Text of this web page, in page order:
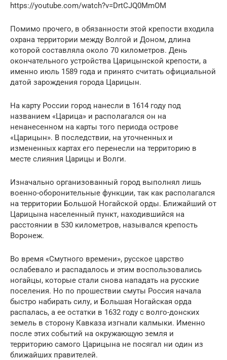
https://youtube.com/watch?v=DrtCJQ0MmOM
Помимо прочего, в обязанности этой крепости входила
охрана территории между Волгой и Доном, длина
которой составляла около 70 километров. День
окончательного устройства Царицынской крепости, а
именно июль 1589 года и принято считать официальной
датой зарождения города Царицын.
На карту России город нанесли в 1614 году под
названием «Царица» и располагался он на
ненанесенном на карты того периода острове
«Царицын». В последствии, на уточненных и
измененных картах его перенесли на территорию в
месте слияния Царицы и Волги.
Изначально организованный город выполнял лишь
военно-оборонительные функции, так как располагался
на территории Большой Ногайской орды. Ближайший от
Царицына населенный пункт, находившийся на
расстоянии в 530 километров, назывался крепость
Воронеж.
Во время «Смутного времени», русское царство
ослабевало и распадалось и этим воспользовались
ногайцы, которые стали снова нападать на русские
поселения. Но по прошествии смуты Россия начала
быстро набирать силу, и Большая Ногайская орда
распалась, а ее остатки в 1632 году с волго-донских
земель в сторону Кавказа изгнали калмыки. Именно
после этих событий на окружающую земля и
территорию самого Царицына не посягал ни один из
ближайших правителей.